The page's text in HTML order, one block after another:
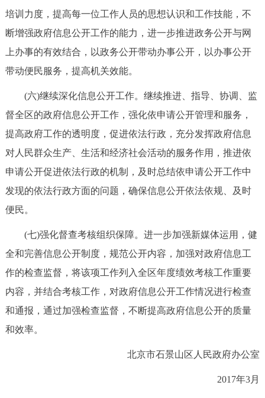
培训力度，提高每一位工作人员的思想认识和工作技能，不
断增强政府信息公开工作的能力，进一步推进政务公开与网
上办事的有效结合，以政务公开带动办事公开，以办事公开
带动便民服务，提高机关效能。
(六)继续深化信息公开工作。继续推进、指导、协调、监
督全区的政府信息公开工作，强化依申请公开管理和服务，
提高政府工作的透明度，促进依法行政，充分发挥政府信息
对人民群众生产、生活和经济社会活动的服务作用，推进依
申请公开促进依法行政的机制，及时总结依申请公开工作中
发现的依法行政方面的问题，确保信息公开依法依规、及时
便民。
(七)强化督查考核组织保障。进一步加强新媒体运用，健
全和完善信息公开制度，规范公开内容，加强对政府信息工
作的检查监督，将该项工作列入全区年度绩效考核工作重要
内容，并结合考核工作，对政府信息公开工作情况进行检查
和通报，通过加强检查监督，不断提高政府信息公开的质量
和效率。
北京市石景山区人民政府办公室
2017年3月